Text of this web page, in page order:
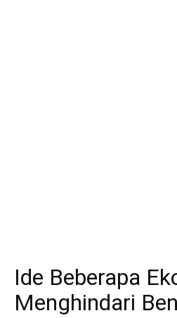
Ide Beberapa
Menghindari